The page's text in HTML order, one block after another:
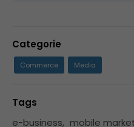
Categorie
Commerce Media
Tags
e-business, mobile